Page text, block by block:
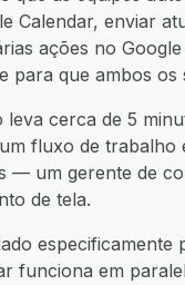
Calendar, enviar
ações no
para que ambos os
cerca de 5
fluxo de trabalho
— um gerente de
de tela.
especificamente
funciona em